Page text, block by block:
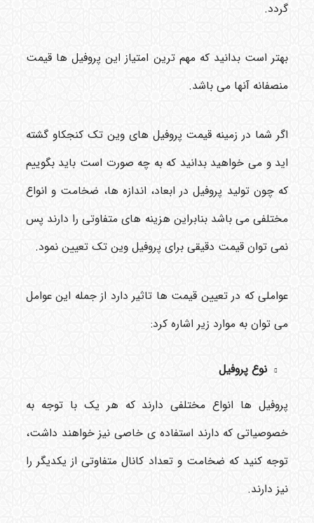
گردد.
بهتر است بدانید که مهم ترین امتیاز این پروفیل ها قیمت
منصفانه آنها می باشد.
اگر شما در زمینه قیمت پروفیل های وین تک کنجکاو گشته
اید و می خواهید بدانید که به چه صورت است باید بگوییم
که چون تولید پروفیل در ابعاد، اندازه ها، ضخامت و انواع
مختلفی می باشد بنابراین هزینه های متفاوتی را دارند پس
نمی توان قیمت دقیقی برای پروفیل وین تک تعیین نمود.
عواملی که در تعیین قیمت ها تاثیر دارد از جمله این عوامل
می توان به موارد زیر اشاره کرد:
نوع پروفیل
پروفیل ها انواع مختلفی دارند که هر یک با توجه به
خصوصیاتی که دارند استفاده ی خاصی نیز خواهند داشت،
توجه کنید که ضخامت و تعداد کانال متفاوتی از یکدیگر را
نیز دارند.